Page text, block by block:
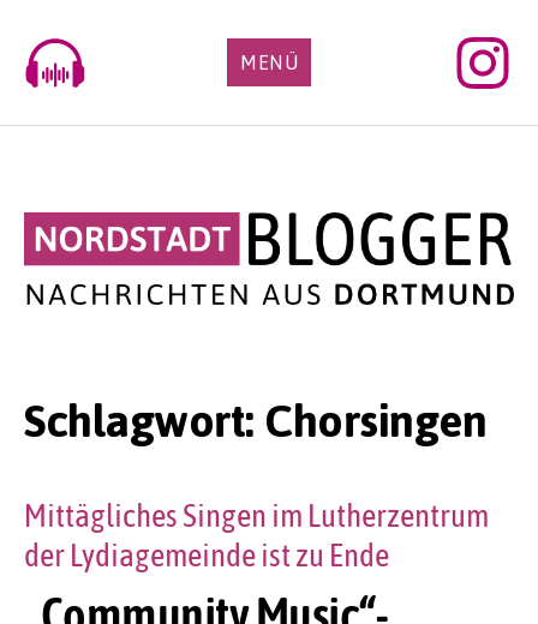
content
MENÜ
Schlagwort: Chorsingen
Mittägliches Singen im Lutherzentrum
der Lydiagemeinde ist zu Ende